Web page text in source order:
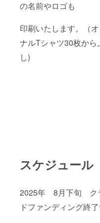
の名前やロゴも
印刷いたします。（
ナルTシャツ30枚から
し)
スケジュール
2025年 8月下旬 ク
ドファンディング終